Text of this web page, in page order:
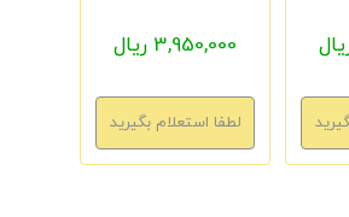
3,950,000 ریال